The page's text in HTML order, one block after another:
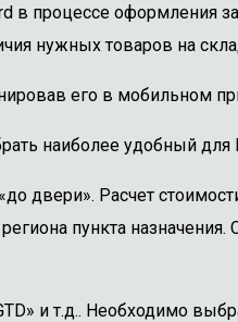
в процессе оформления
нужных товаров на
его в мобильном
наиболее удобный для
двери». Расчет
пункта
и т.д.. Необходимо